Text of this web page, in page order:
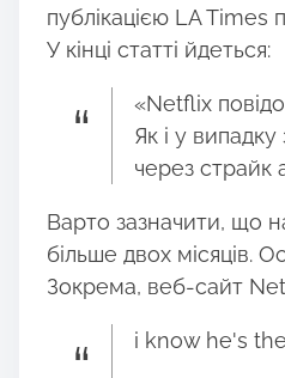
публікацією LA
У кінці статті йдеться:
«Netflix
Як і у
через страйк
Варто зазначити, що
більше двох місяців.
Зокрема, веб-сайт
i know he's